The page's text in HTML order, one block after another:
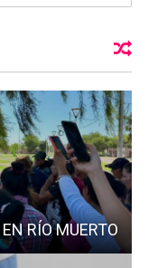
RÍO MUERTO